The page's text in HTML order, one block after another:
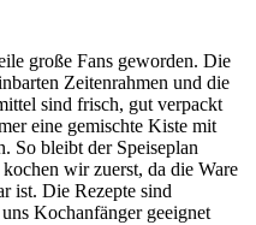
große Fans geworden. Die
Zeitenrahmen und die
sind frisch, gut verpackt
eine gemischte Kiste mit
So bleibt der Speiseplan
wir zuerst, da die Ware
ist. Die Rezepte sind
Kochanfänger geeignet